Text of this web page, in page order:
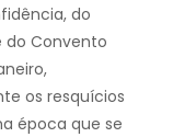
do
do Convento
os resquícios
época que se